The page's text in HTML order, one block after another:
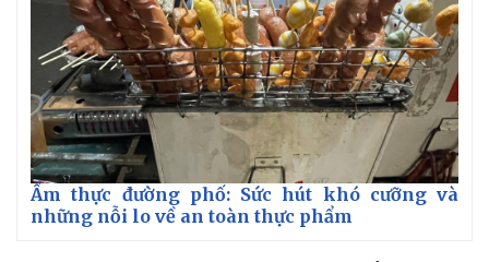
Tin nóng
Tư vấn luật
Vũ khí
Việt Nam
Phân tích
Ẩm thực đường phố: Sức hút khó cưỡng và
những nỗi lo về an toàn thực phẩm